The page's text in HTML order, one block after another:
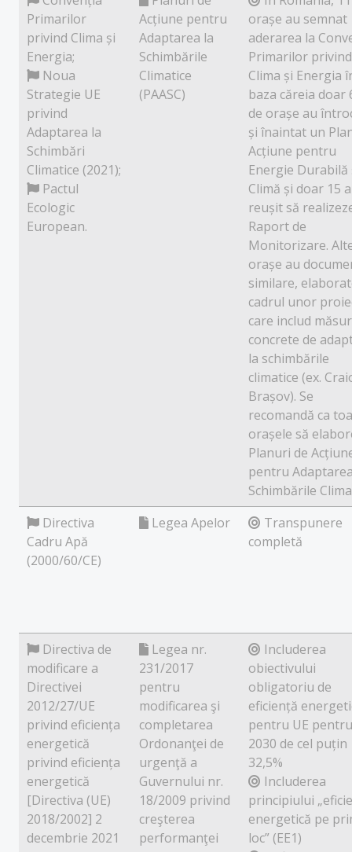
Primarilor
privind Clima și
Energia;
Noua
Strategie UE
privind
Adaptarea la
Schimbări
Climatice (2021);
Pactul
Ecologic
European.
Acțiune pentru
Adaptarea la
Schimbările
Climatice
(PAASC)
orașe au semnat
aderarea la
Primarilor privind
Clima și Energia
baza căreia doar
de orașe au
și înaintat un
Acțiune pentru
Energie Durabilă
Climă și doar 15
reușit să
Raport de
Monitorizare.
orașe au
similare,
cadrul unor
care includ
concrete de
la schimbările
climatice (ex.
Brașov). Se
recomandă ca
orașele să
Planuri de
pentru
Schimbările
Directiva
Cadru Apă
(2000/60/CE)
Legea Apelor
Transpunere
completă
Directiva de
modificare a
Directivei
2012/27/UE
privind eficiența
energetică
privind eficiența
energetică
[Directiva (UE)
2018/2002] 2
decembrie 2021
Legea nr.
231/2017
pentru
modificarea şi
completarea
Ordonanţei de
urgenţă a
Guvernului nr.
18/2009 privind
creşterea
performanţei
Includerea
obiectivului
obligatoriu de
eficiență
pentru UE pentru
2030 de cel puțin
32,5%
Includerea
principiului
energetică pe
loc” (EE1)